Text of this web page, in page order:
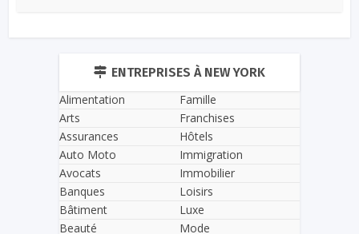
ENTREPRISES À NEW YORK
Alimentation
Arts
Assurances
Auto Moto
Avocats
Banques
Bâtiment
Beauté
Famille
Franchises
Hôtels
Immigration
Immobilier
Loisirs
Luxe
Mode